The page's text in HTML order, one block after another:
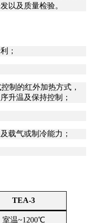
以及质量检验。
；
制的红外加热方式，
升温及保持控制；
载气或制冷能力；
TEA-3
室温~1200℃